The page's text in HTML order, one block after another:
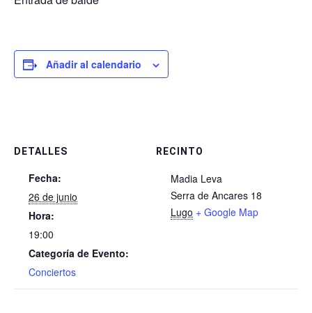
Añadir al calendario
DETALLES
Fecha:
26 de junio
Hora:
19:00
Categoría de Evento:
Conciertos
RECINTO
Madia Leva
Serra de Ancares 18
Lugo + Google Map